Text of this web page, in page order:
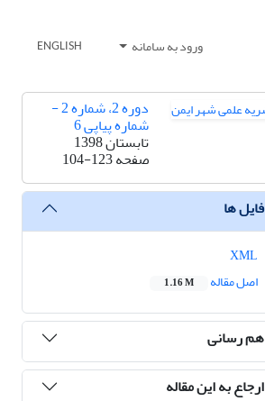
ورود به سامانه ENGLISH
دوره 2، شماره 2 -
شماره پیاپی 6
تابستان 1398
صفحه104-123
فایل ها
اصل مقاله
1.16 M
هم رسانی
ارجاع به این مقاله